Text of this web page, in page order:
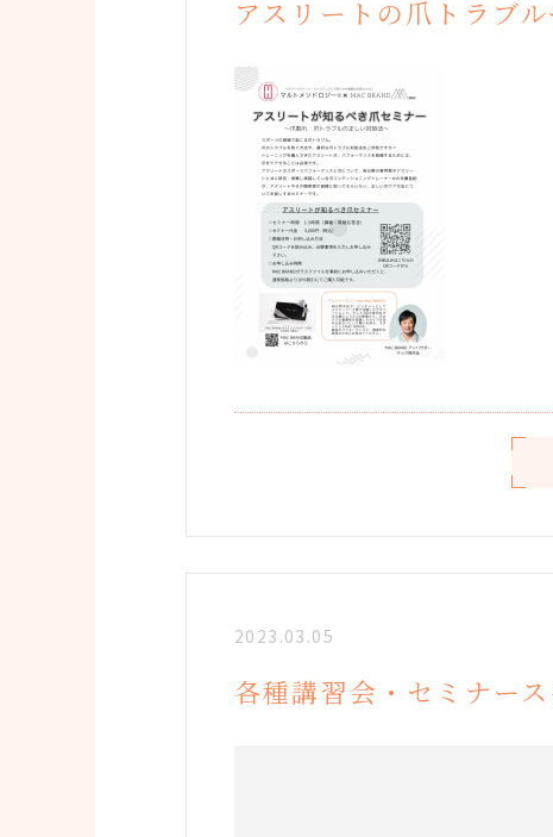
アスリートの爪トラブ
2023.03.05
各種講習会・セミナー